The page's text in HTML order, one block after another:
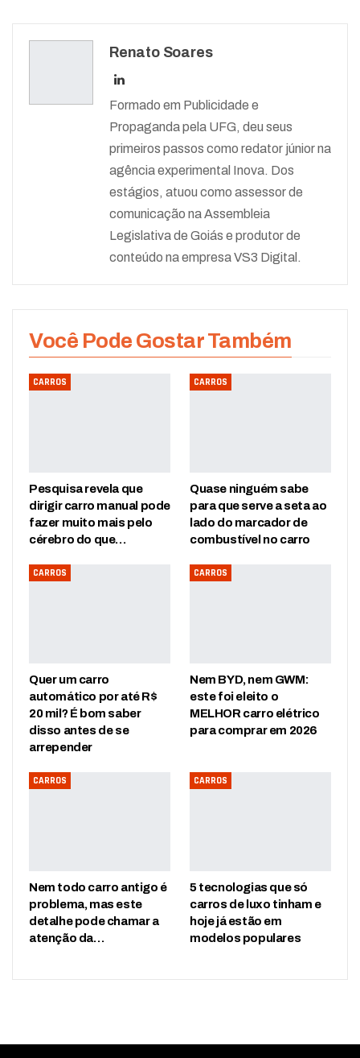
Renato Soares
Formado em Publicidade e
Propaganda pela UFG, deu seus
primeiros passos como redator júnior na
agência experimental Inova. Dos
estágios, atuou como assessor de
comunicação na Assembleia
Legislativa de Goiás e produtor de
conteúdo na empresa VS3 Digital.
Você Pode Gostar Também
CARROS
Pesquisa revela que
dirigir carro manual pode
fazer muito mais pelo
cérebro do que…
CARROS
Quase ninguém sabe
para que serve a seta ao
lado do marcador de
combustível no carro
CARROS
Quer um carro
automático por até R$
20 mil? É bom saber
disso antes de se
arrepender
CARROS
Nem BYD, nem GWM:
este foi eleito o
MELHOR carro elétrico
para comprar em 2026
CARROS
Nem todo carro antigo é
problema, mas este
detalhe pode chamar a
atenção da…
CARROS
5 tecnologias que só
carros de luxo tinham e
hoje já estão em
modelos populares